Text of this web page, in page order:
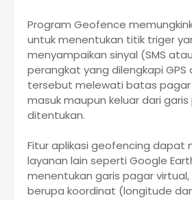
Program Geofence
untuk menentukan titik triger
menyampaikan sinyal (SMS
perangkat yang dilengkapi GPS
tersebut melewati batas pagar
masuk maupun keluar dari
ditentukan.
Fitur aplikasi geofencing dapat
layanan lain seperti Google
menentukan garis pagar
berupa koordinat (longitude